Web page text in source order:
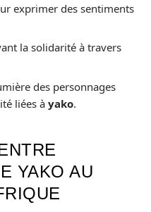
exprimer des sentiments
la solidarité à travers
des personnages
liées à yako.
YAKO AU